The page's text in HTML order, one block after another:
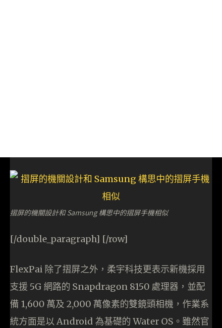
摺屏的機關設計和 Samsung 構思中的摺屏手機相似
[/double_paragraph] [/row]
FlexPai 除了摺屏之外，柔宇科技更表示新機採用
支援 5G 網路的 Snapdragon 8150 處理器，並配
備 1,600 萬及 2,000 萬像素的雙鏡頭相機，作業系
統方面是以 Android 為基礎的 Water OS。雖然官